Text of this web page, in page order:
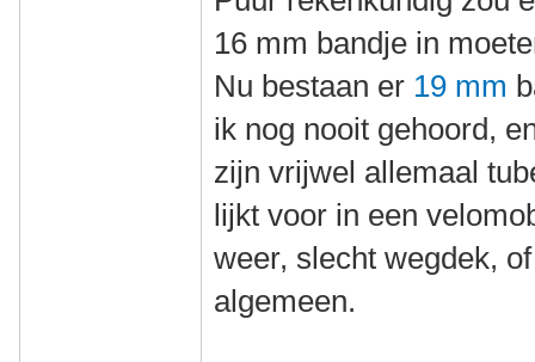
16 mm bandje in
Nu bestaan er 19 mm
ik nog nooit gehoord,
zijn vrijwel allemaal
lijkt voor in een
weer, slecht wegdek,
algemeen.